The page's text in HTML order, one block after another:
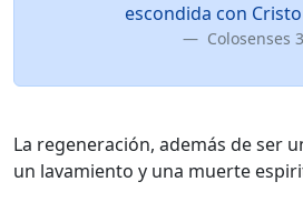
escondida con
Colosenses
La regeneración, además de ser
un lavamiento y una muerte